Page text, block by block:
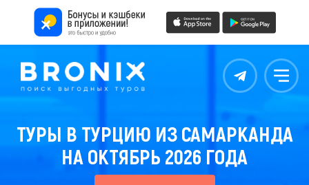
Контакты Меню
ТУРЫ В ТУРЦИЮ ИЗ САМАРКАНДА
НА ОКТЯБРЬ 2026 ГОДА